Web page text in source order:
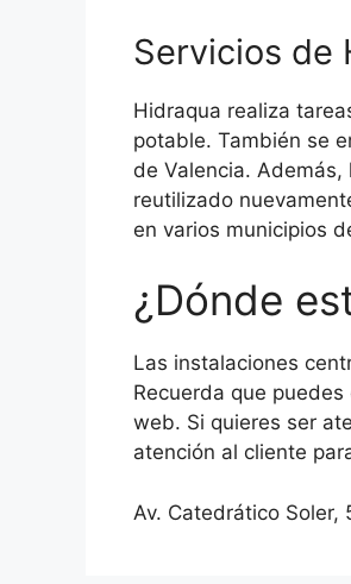
Servicios de
Hidraqua realiza
potable. También se
de Valencia.
reutilizado
en varios municipios
¿Dónde
Las instalaciones
Recuerda que
web. Si quieres ser
atención al cliente
Av. Catedrático